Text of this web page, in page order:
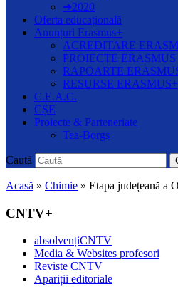
➔2020
Oferta educațională
Anunțuri Erasmus+
ACREDITARE
PROIECTE
RAPOARTE
RESURSE ERASMUS+
C.E.A.C.
CȘE
Proiecte & Parteneriate
Tea-Borgs
Caută
Acasă » Chimie » Etapa județeană a
CNTV+
absolvențiCNTV
Media & Websites profesori
Reviste CNTV
Apariții editoriale